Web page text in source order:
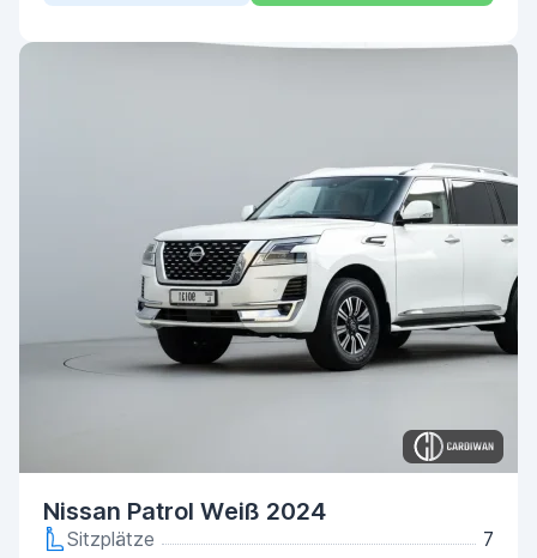
Nissan Patrol Weiß 2024
Sitzplätze
7